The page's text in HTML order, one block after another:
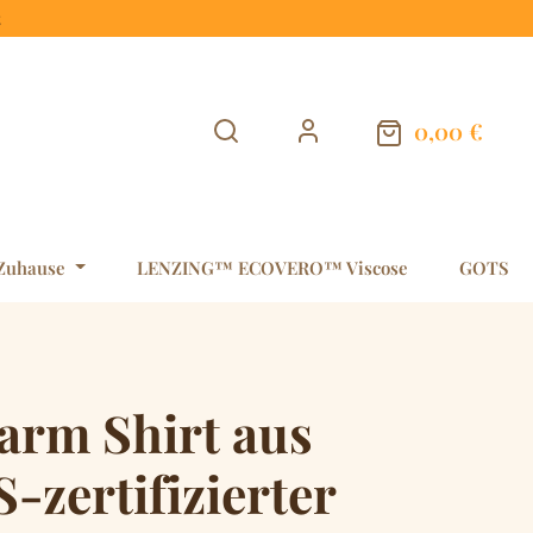
0,00 €
Warenkorb
LENZING™ ECOVERO™ Viscose GOTS
Shirt aus
zertifizierter